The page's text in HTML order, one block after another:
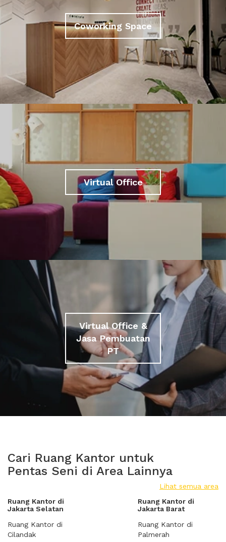
Coworking Space
Virtual Office
Virtual Office &
Jasa Pembuatan
PT
Cari Ruang Kantor untuk
Pentas Seni di Area Lainnya
Lihat semua area
Ruang Kantor di
Jakarta Selatan
Ruang Kantor di
Cilandak
Ruang Kantor di
Jakarta Barat
Ruang Kantor di
Palmerah